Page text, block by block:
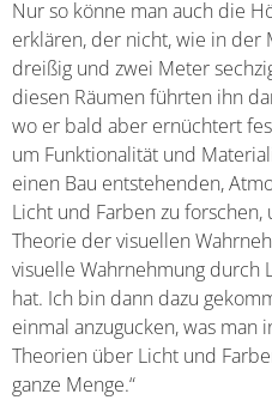
Nur so könne man auch die
erklären, der nicht, wie in der
dreißig und zwei Meter
diesen Räumen führten ihn
wo er bald aber ernüchtert
um Funktionalität und
einen Bau entstehenden,
Licht und Farben zu forschen,
Theorie der visuellen
visuelle Wahrnehmung durch
hat. Ich bin dann dazu
einmal anzugucken, was man
Theorien über Licht und
ganze Menge.“